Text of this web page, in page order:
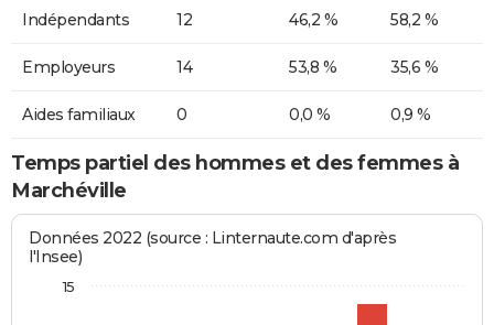
Indépendants 12 46,2 % 58,2 %
Employeurs 14 53,8 % 35,6 %
Aides familiaux 0 0,0 % 0,9 %
Temps partiel des hommes et des femmes à
Marchéville
Données 2022 (source : Linternaute.com d'après
l'Insee)
15